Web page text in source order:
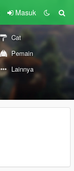
Masuk
Cat
Pemain
Lainnya